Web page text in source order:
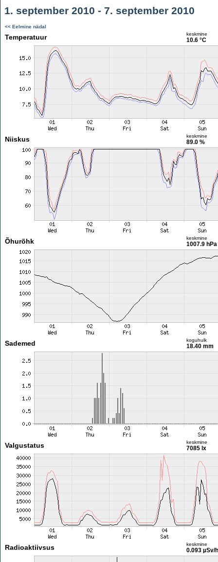
1. september 2010 - 7. september 2010
<< Eelmine nädal
Temperatuur keskmine
10.6 °C
Niiskus keskmine
89.0 %
Õhurõhk keskmine
1007.9 hPa
Sademed koguhulk
18.40 mm
Valgustatus keskmine
7085 lx
Radioaktiivsus keskmine
0.093 µSv/h